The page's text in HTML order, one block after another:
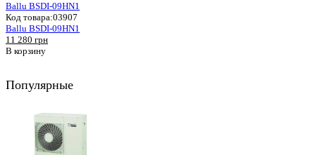
Ballu BSDI-09HN1
Код товара:03907
Ballu BSDI-09HN1
11 280 грн
В корзину
Популярные